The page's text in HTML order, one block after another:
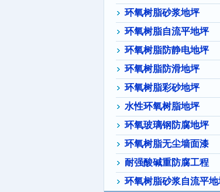
环氧树脂砂浆地坪
环氧树脂自流平地坪
环氧树脂防静电地坪
环氧树脂防滑地坪
环氧树脂彩砂地坪
水性环氧树脂地坪
环氧玻璃钢防腐地坪
环氧树脂无尘墙面漆
耐强酸碱重防腐工程
环氧树脂砂浆自流平地